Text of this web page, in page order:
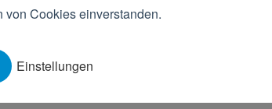
von Cookies einverstanden.
Einstellungen
sprechen, können Sie sich mit
Weise einen Überblick darüber
passt. Sie erhalten dann eine erste